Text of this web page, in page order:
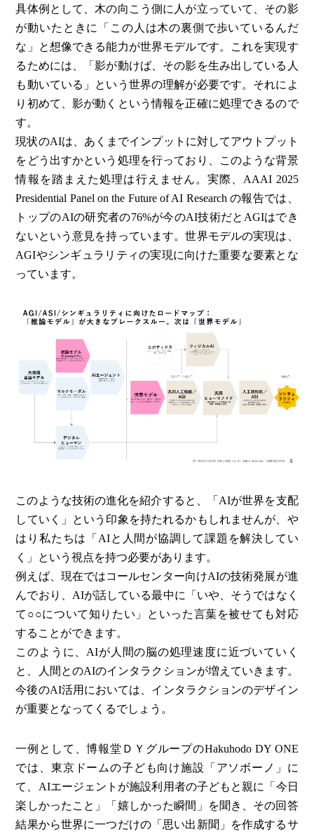
具体例として、木の向こう側に人が立っていて、その影
が動いたときに「この人は木の裏側で歩いているんだ
な」と想像できる能力が世界モデルです。これを実現す
るためには、「影が動けば、その影を生み出している人
も動いている」という世界の理解が必要です。それによ
り初めて、影が動くという情報を正確に処理できるので
す。
現状のAIは、あくまでインプットに対してアウトプット
をどう出すかという処理を行っており、このような背景
情報を踏まえた処理は行えません。実際、AAAI 2025
Presidential Panel on the Future of AI Research の報告では、
トップのAIの研究者の76%が今のAI技術だとAGIはでき
ないという意見を持っています。世界モデルの実現は、
AGIやシンギュラリティの実現に向けた重要な要素とな
っています。
このような技術の進化を紹介すると、「AIが世界を支配
していく」という印象を持たれるかもしれませんが、や
はり私たちは「AIと人間が協調して課題を解決してい
く」という視点を持つ必要があります。
例えば、現在ではコールセンター向けAIの技術発展が進
んでおり、AIが話している最中に「いや、そうではなく
て○○について知りたい」といった言葉を被せても対応
することができます。
このように、AIが人間の脳の処理速度に近づいていく
と、人間とのAIのインタラクションが増えていきます。
今後のAI活用においては、インタラクションのデザイン
が重要となってくるでしょう。
一例として、博報堂ＤＹグループのHakuhodo DY ONE
では、東京ドームの子ども向け施設「アソボーノ」に
て、AIエージェントが施設利用者の子どもと親に「今日
楽しかったこと」「嬉しかった瞬間」を聞き、その回答
結果から世界に一つだけの「思い出新聞」を作成するサ